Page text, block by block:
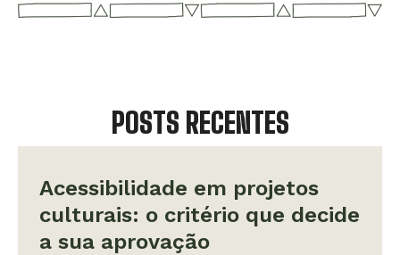
POSTS RECENTES
Acessibilidade em projetos
culturais: o critério que decide
a sua aprovação